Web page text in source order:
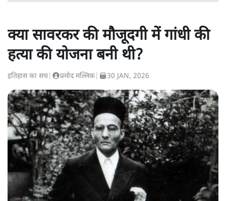
क्या सावरकर की मौजूदगी में गांधी की
हत्या की योजना बनी थी?
इतिहास का सच प्रमोद मल्लिक 30 JAN, 2026